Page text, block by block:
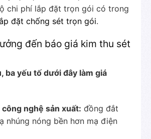
chi phí lắp đặt trọn gói có trong
đặt chống sét trọn gói.
đến báo giá kim thu sét
ba yếu tố dưới đây làm giá
nghệ sản xuất: đồng đắt
nhúng nóng bền hơn mạ điện